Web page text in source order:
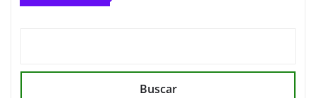
Buscar